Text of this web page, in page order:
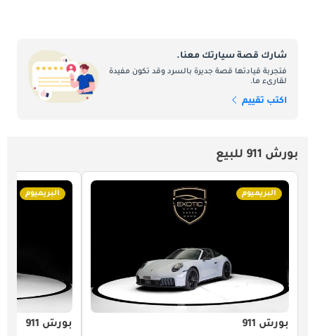
شارك قصة سيارتك معنا.
فتجربة قيادتها قصة جديرة بالسرد وقد تكون مفيدة
لقارىء ما.
اكتب تقييم
بورش 911 للبيع
البريميوم
بورش 911
البريميوم
بورش 911